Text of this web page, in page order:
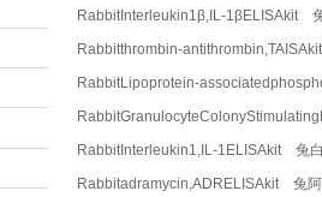
RabbitInterleukin1β,IL-1βELISAkit
Rabbitthrombin-
RabbitLipoprotein-
RabbitInterleukin1,IL-1ELISAkit 兔
Rabbitadramycin,ADRELISAkit 兔